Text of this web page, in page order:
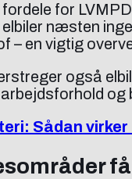
for
næsten
– en vigtig
også
og
Sådan